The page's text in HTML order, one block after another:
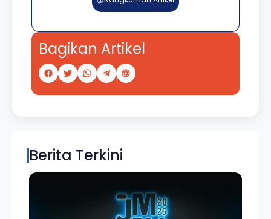
Bagikan Artikel
Berita Terkini